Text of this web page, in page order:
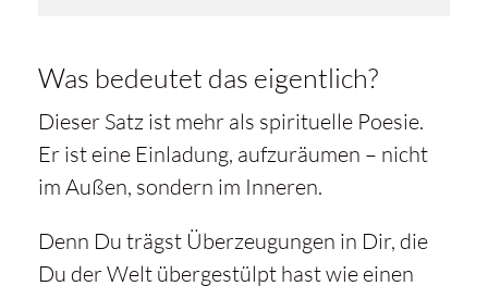
Was bedeutet das eigentlich?
Dieser Satz ist mehr als spirituelle Poesie.
Er ist eine Einladung, aufzuräumen – nicht
im Außen, sondern im Inneren.
Denn Du trägst Überzeugungen in Dir, die
Du der Welt übergestülpt hast wie einen